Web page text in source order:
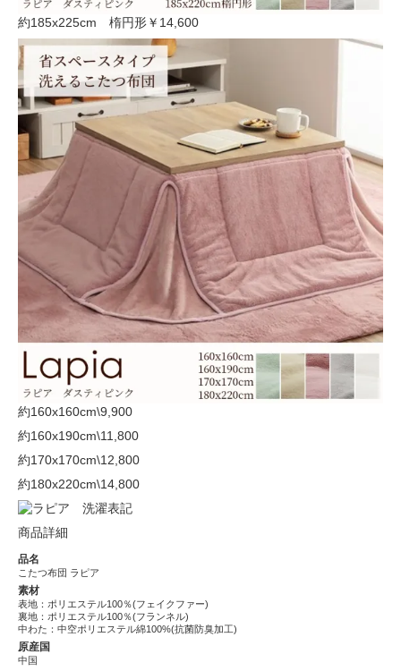
約185x225cm 楕円形￥14,600
約160x160cm\9,900
約160x190cm\11,800
約170x170cm\12,800
約180x220cm\14,800
商品詳細
品名
こたつ布団 ラピア
素材
表地：ポリエステル100％(フェイクファー)
裏地：ポリエステル100％(フランネル)
中わた：中空ポリエステル綿100%(抗菌防臭加工)
原産国
中国